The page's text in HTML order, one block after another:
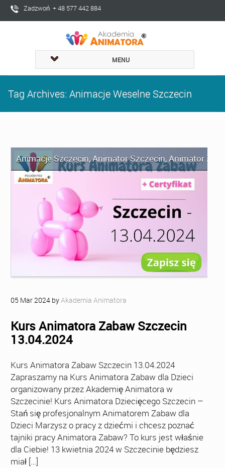
Zadzwoń + 48 577 442 884
MENU
Tag Archives: Animacje Weselne Szczecin
Animacje Szczecin,Animator Szczecin,Animator
05 Mar2024 byAkademia Animatora
Kurs Animatora Zabaw Szczecin
13.04.2024
Kurs Animatora Zabaw Szczecin 13.04.2024
Zapraszamy na Kurs Animatora Zabaw dla Dzieci
organizowany przez Akademię Animatora w
Szczecinie! Kurs Animatora Dziecięcego Szczecin –
Stań się profesjonalnym Animatorem Zabaw dla
Dzieci Marzysz o pracy z dziećmi i chcesz poznać
tajniki pracy Animatora Zabaw? To kurs jest właśnie
dla Ciebie! 13 kwietnia 2024 w Szczecinie będziesz
miał […]